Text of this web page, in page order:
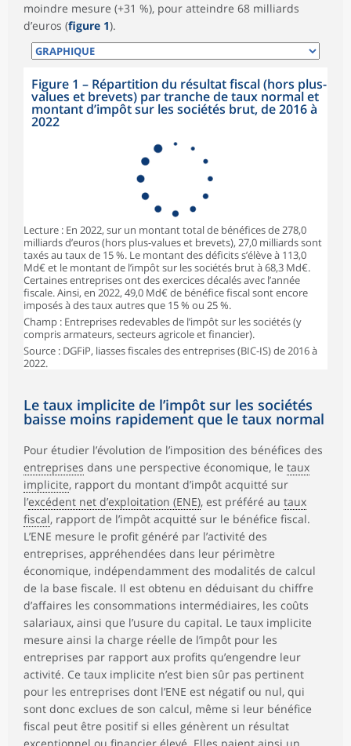
moindre mesure (+31 %), pour atteindre 68 milliards
d’euros (figure 1).
Figure 1 – Répartition du résultat fiscal (hors plus-
values et brevets) par tranche de taux normal et
montant d’impôt sur les sociétés brut, de 2016 à
2022
Lecture : En 2022, sur un montant total de bénéfices de 278,0
milliards d’euros (hors plus-values et brevets), 27,0 milliards sont
taxés au taux de 15 %. Le montant des déficits s’élève à 113,0
Md€ et le montant de l’impôt sur les sociétés brut à 68,3 Md€.
Certaines entreprises ont des exercices décalés avec l’année
fiscale. Ainsi, en 2022, 49,0 Md€ de bénéfice fiscal sont encore
imposés à des taux autres que 15 % ou 25 %.
Champ : Entreprises redevables de l’impôt sur les sociétés (y
compris armateurs, secteurs agricole et financier).
Source : DGFiP, liasses fiscales des entreprises (BIC-IS) de 2016 à
2022.
Le taux implicite de l’impôt sur les sociétés
baisse moins rapidement que le taux normal
Pour étudier l’évolution de l’imposition des bénéfices des
entreprises dans une perspective économique, le taux
implicite, rapport du montant d’impôt acquitté sur
l’excédent net d’exploitation (ENE), est préféré au taux
fiscal, rapport de l’impôt acquitté sur le bénéfice fiscal.
L’ENE mesure le profit généré par l’activité des
entreprises, appréhendées dans leur périmètre
économique, indépendamment des modalités de calcul
de la base fiscale. Il est obtenu en déduisant du chiffre
d’affaires les consommations intermédiaires, les coûts
salariaux, ainsi que l’usure du capital. Le taux implicite
mesure ainsi la charge réelle de l’impôt pour les
entreprises par rapport aux profits qu’engendre leur
activité. Ce taux implicite n’est bien sûr pas pertinent
pour les entreprises dont l’ENE est négatif ou nul, qui
sont donc exclues de son calcul, même si leur bénéfice
fiscal peut être positif si elles génèrent un résultat